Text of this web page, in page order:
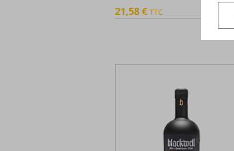
21,58 € TTC